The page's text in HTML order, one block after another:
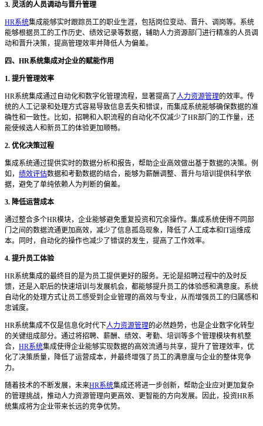
3. 灵活的人员调动与晋升管理
HR系统集成能够实时跟踪员工的职业生涯，包括岗位变动、晋升、调岗等。系统
能够根据员工的工作历史、绩效记录等数据，辅助人力资源部门进行精准的人员调
动和晋升决策，提高管理效率并降低人为偏差。
四、 HR系统集成对企业的赋能作用
1. 提升管理效率
HR系统集成通过自动化和数字化管理流程，显著提高了人力资源管理的效率。传
统的人工记录和处理方式容易导致信息丢失和错误，而集成系统能够确保数据的准
确性和一致性。比如，招聘和入职流程的自动化不仅减少了HR部门的工作量，还
能使候选人和新员工的体验更加顺畅。
2. 优化决策过程
集成系统通过提供实时的数据分析和报告，帮助企业高效做出基于数据的决策。例
如， 绩效评估数据和考勤数据的结合，能够为薪酬调整、晋升与培训提供科学依
据，避免了单纯依赖人为判断的偏差。
3. 降低运营成本
通过整合多个HR模块，企业能够避免重复投资和冗余操作。集成系统使得不同部
门之间的数据流通更加高效，减少了信息孤岛现象，降低了人工成本和IT运维成
本。同时，自动化的操作也减少了错误的发生，提高了工作效率。
4. 提升员工体验
HR系统集成的最终目的是为员工提供更好的服务。无论是招聘过程中的及时反
馈，还是入职后的快速培训与发展机会，都能够提升员工的体验感和满意度。系统
自动化的处理方式让员工感受到企业管理的高效与专业，从而增强员工的归属感和
忠诚度。
HR系统集成不仅是信息化时代下人力资源管理的必然趋势，也是企业数字化转型
的关键组成部分。通过将招聘、薪酬、绩效、考勤、培训等多个管理模块有机整
合， HR系统集成使得企业能够实现数据的高效流通与共享，提升了管理效率，优
化了决策质量，降低了运营成本，并最终增强了员工的满意度与企业的整体竞争
力。
随着技术的不断发展，未来HR系统集成还将进一步创新，帮助企业应对更加复杂
的管理挑战，推动人力资源管理向更高效、更智能的方向发展。因此，投资HR系
统集成将为企业带来长远的竞争优势。